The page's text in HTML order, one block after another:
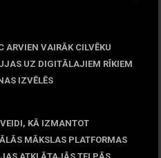
ARVIEN VAIRĀK CILVĒKU
UZ DIGITĀLAJIEM RĪKIEM
IZVĒLĒS
KĀ IZMANTOT
MĀKSLAS PLATFORMAS